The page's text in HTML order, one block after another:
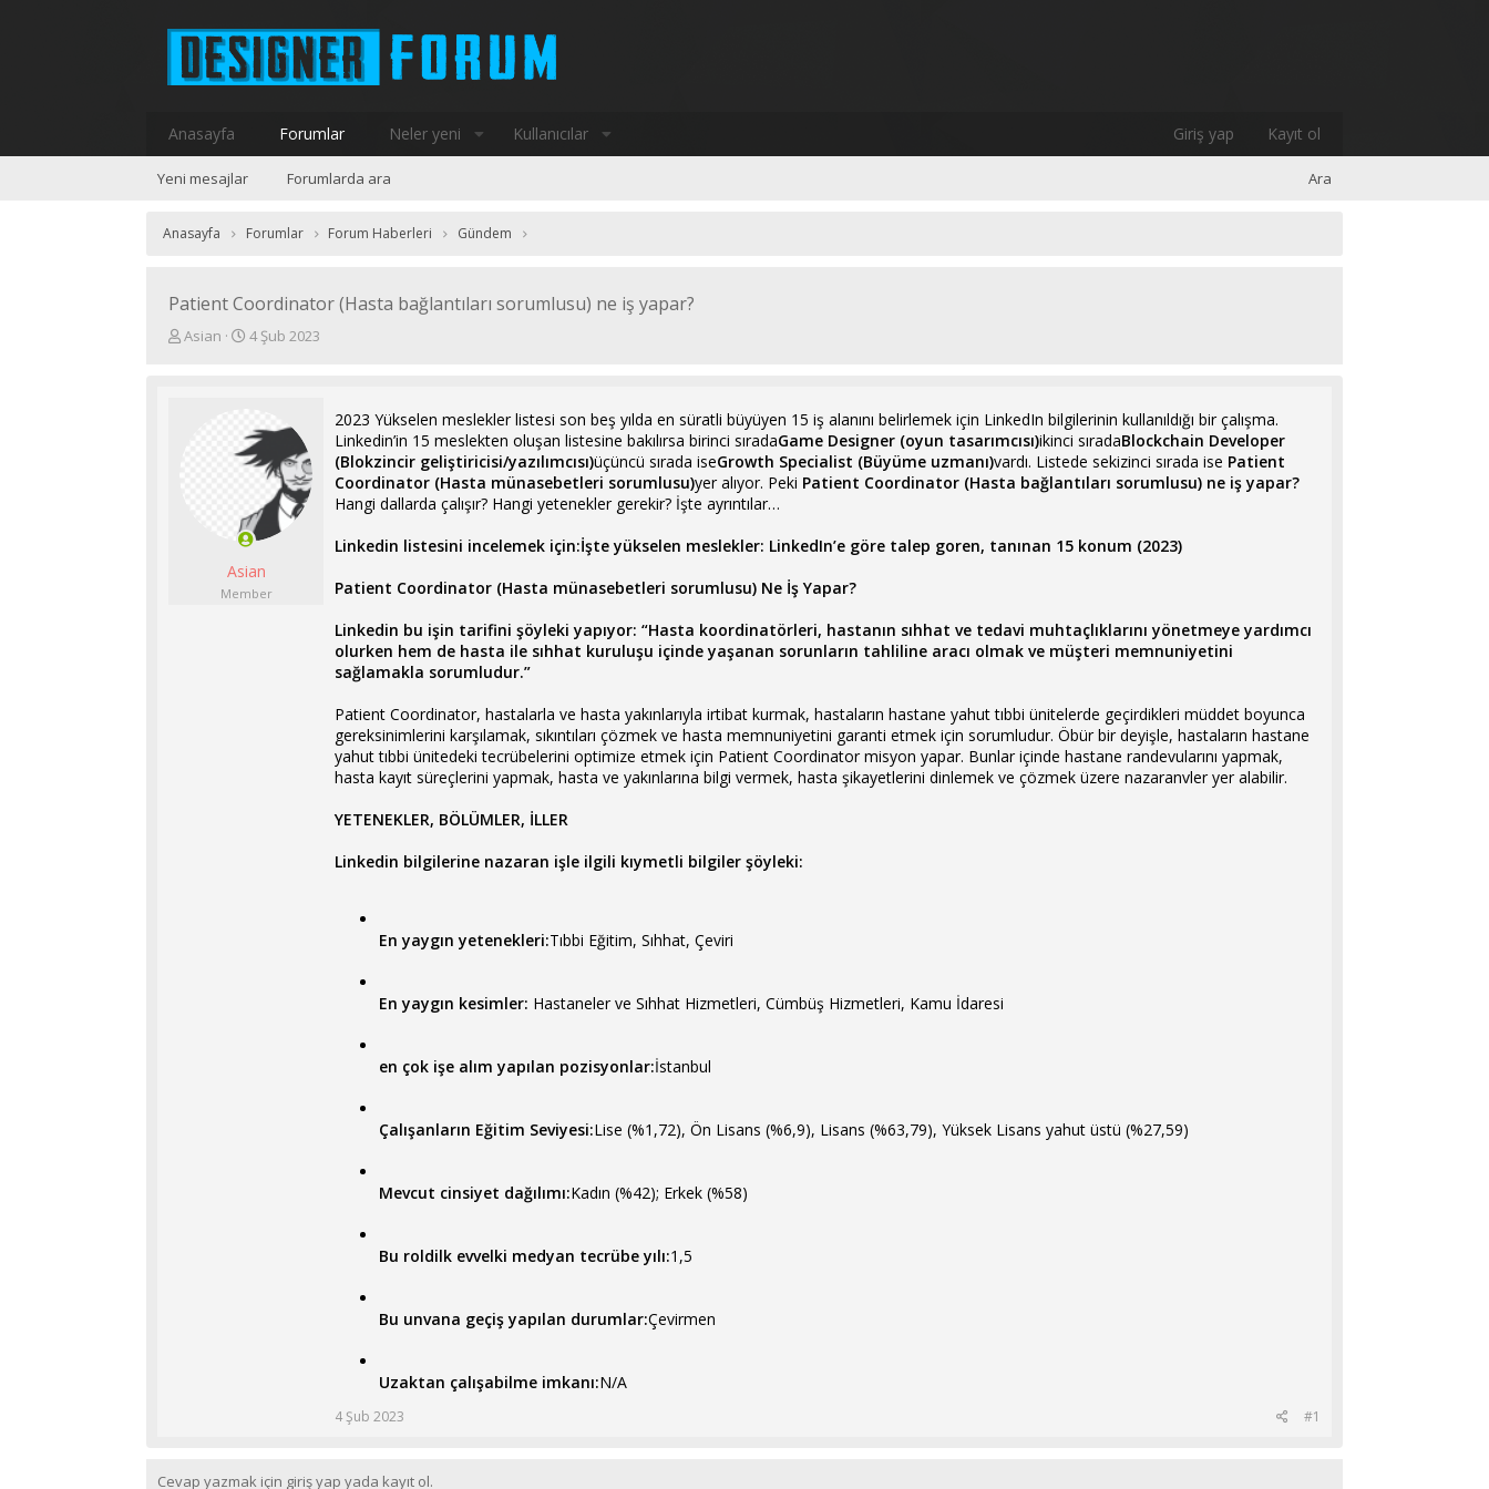
Anasayfa Forumlar Neler yeni Kullanıcılar Giriş yap Kayıt ol
Yeni mesajlar Forumlarda ara Ara
Anasayfa Forumlar Forum Haberleri Gündem
Patient Coordinator (Hasta bağlantıları sorumlusu) ne iş yapar?
K
Asian
B
n
g
t
a
i
h
4 Şub 2023
Asian
Member
2023 Yükselen meslekler listesi son beş yılda en süratli büyüyen 15 iş alanını belirlemek için LinkedIn bilgilerinin kullanıldığı bir çalışma.
Linkedin’in 15 meslekten oluşan listesine bakılırsa birinci sıradaGame Designer (oyun tasarımcısı)ikinci sıradaBlockchain Developer
(Blokzincir geliştiricisi/yazılımcısı)üçüncü sırada iseGrowth Specialist (Büyüme uzmanı)vardı. Listede sekizinci sırada ise Patient
Coordinator (Hasta münasebetleri sorumlusu)yer alıyor. Peki Patient Coordinator (Hasta bağlantıları sorumlusu) ne iş yapar?
Hangi dallarda çalışır? Hangi yetenekler gerekir? İşte ayrıntılar…
Linkedin listesini incelemek için:İşte yükselen meslekler: LinkedIn’e göre talep goren, tanınan 15 konum (2023)
Patient Coordinator (Hasta münasebetleri sorumlusu) Ne İş Yapar?
Linkedin bu işin tarifini şöyleki yapıyor: “Hasta koordinatörleri, hastanın sıhhat ve tedavi muhtaçlıklarını yönetmeye yardımcı
olurken hem de hasta ile sıhhat kuruluşu içinde yaşanan sorunların tahliline aracı olmak ve müşteri memnuniyetini
sağlamakla sorumludur.”
Patient Coordinator, hastalarla ve hasta yakınlarıyla irtibat kurmak, hastaların hastane yahut tıbbi ünitelerde geçirdikleri müddet boyunca
gereksinimlerini karşılamak, sıkıntıları çözmek ve hasta memnuniyetini garanti etmek için sorumludur. Öbür bir deyişle, hastaların hastane
yahut tıbbi ünitedeki tecrübelerini optimize etmek için Patient Coordinator misyon yapar. Bunlar içinde hastane randevularını yapmak,
hasta kayıt süreçlerini yapmak, hasta ve yakınlarına bilgi vermek, hasta şikayetlerini dinlemek ve çözmek üzere nazaranvler yer alabilir.
YETENEKLER, BÖLÜMLER, İLLER
Linkedin bilgilerine nazaran işle ilgili kıymetli bilgiler şöyleki:
En yaygın yetenekleri:Tıbbi Eğitim, Sıhhat, Çeviri
En yaygın kesimler: Hastaneler ve Sıhhat Hizmetleri, Cümbüş Hizmetleri, Kamu İdaresi
en çok işe alım yapılan pozisyonlar:İstanbul
Çalışanların Eğitim Seviyesi:Lise (%1,72), Ön Lisans (%6,9), Lisans (%63,79), Yüksek Lisans yahut üstü (%27,59)
Mevcut cinsiyet dağılımı:Kadın (%42); Erkek (%58)
Bu roldilk evvelki medyan tecrübe yılı:1,5
Bu unvana geçiş yapılan durumlar:Çevirmen
Uzaktan çalışabilme imkanı:N/A
4 Şub 2023 #1
Cevap yazmak için giriş yap yada kayıt ol.